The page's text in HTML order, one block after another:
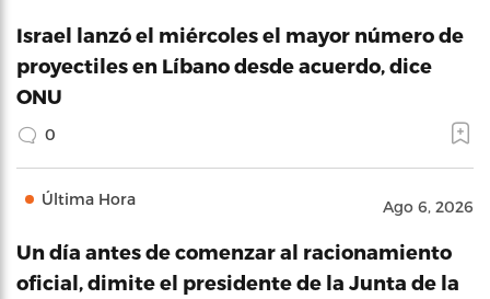
Israel lanzó el miércoles el mayor número de
proyectiles en Líbano desde acuerdo, dice
ONU
0
Última Hora Ago 6, 2026
Un día antes de comenzar al racionamiento
oficial, dimite el presidente de la Junta de la